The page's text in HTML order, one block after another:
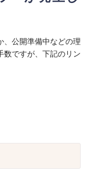
、公開準備中などの理
数ですが、下記のリン